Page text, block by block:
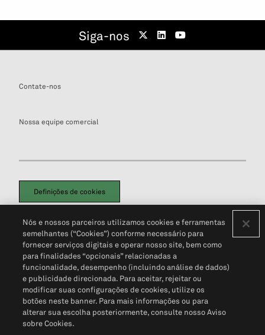
Siga-nos
Contate-nos
Nossa equipe comercial
Definições de cookies
Política de PrivacidadePortal de privacidade do cliente (em inglês)
Não Venda Minhas Informações Pessoais© 2026 S&P Global
Nós e nossos parceiros utilizamos cookies e ferramentas
semelhantes (“Cookies”) conforme necessário para
fornecer serviços digitais e operar nosso site, bem como
para finalidades “opcionais” relacionadas a
funcionalidade, desempenho (incluindo análise de dados)
e publicidade direcionada. Para aceitar, rejeitar ou
modificar suas configurações de cookies, utilize os
botões neste banner. Para mais informações ou para
alterar sua escolha posteriormente, consulte nosso Aviso
sobre Cookies.